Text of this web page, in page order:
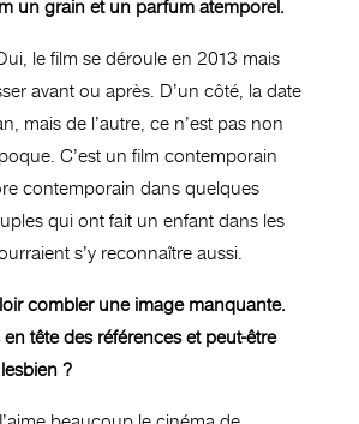
un grain et un parfum atemporel.
le film se déroule en 2013 mais
avant ou après. D’un côté, la date
mais de l’autre, ce n’est pas non
C’est un film contemporain
contemporain dans quelques
qui ont fait un enfant dans les
s’y reconnaître aussi.
combler une image manquante.
en tête des références et peut-être
?